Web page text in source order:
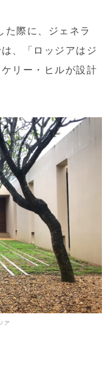
際に、ジェネラ
、「ロッジアはジ
リー・ヒルが設計
ア